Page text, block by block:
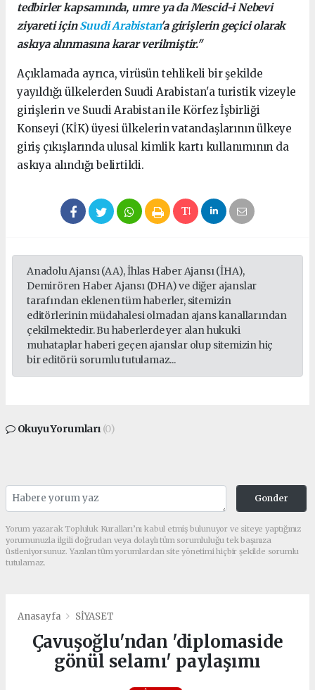
tedbirler kapsamında, umre ya da Mescid-i Nebevi
ziyareti içinSuudi Arabistan'a girişlerin geçici olarak
askıya alınmasına karar verilmiştir."
Açıklamada ayrıca, virüsün tehlikeli bir şekilde
yayıldığı ülkelerden Suudi Arabistan'a turistik vizeyle
girişlerin ve Suudi Arabistan ile Körfez İşbirliği
Konseyi (KİK) üyesi ülkelerin vatandaşlarının ülkeye
giriş çıkışlarında ulusal kimlik kartı kullanımının da
askıya alındığı belirtildi.
Anadolu Ajansı (AA), İhlas Haber Ajansı (İHA),
Demirören Haber Ajansı (DHA) ve diğer ajanslar
tarafından eklenen tüm haberler, sitemizin
editörlerinin müdahalesi olmadan ajans kanallarından
çekilmektedir. Bu haberlerde yer alan hukuki
muhataplar haberi geçen ajanslar olup sitemizin hiç
bir editörü sorumlu tutulamaz...
Okuyu Yorumları (0)
Gonder
Yorum yazarak Topluluk Kuralları’nı kabul etmiş bulunuyor ve siteye yaptığınız
yorumunuzla ilgili doğrudan veya dolaylı tüm sorumluluğu tek başınıza
üstleniyorsunuz. Yazılan tüm yorumlardan site yönetimi hiçbir şekilde sorumlu
tutulamaz.
Anasayfa SİYASET
Çavuşoğlu'ndan 'diplomaside
gönül selamı' paylaşımı